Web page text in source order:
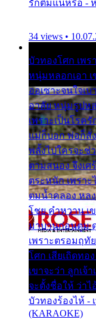
รักติ๋มแน่หรือ -
34 views •
บัวทองโศก เพ
หนุ่มหลอกเอา
ออเซาะจนใจเบ
อาลัย หนุ่มรูปห
เพราะเป็นโรค
แม่ก็บอก พ่อก็สั่
พลั้งไปใครจะช่
ตามสนอง จึงเศ
ตระหนัก เพรา
ตมน้ำคลอง หล
โชย คำหวาน เ
มาบานก่อนตูม
เพราะตรอมฤทั
โศก เสียเถิดทอ
เขาจะว่า ลูกเจ้
จะตั้งชื่อให้ ว่าไ
บัวทองร้องไห้ -
(KARAOKE)